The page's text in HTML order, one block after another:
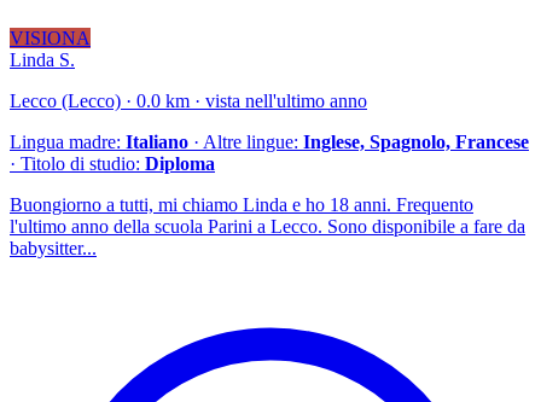
VISIONA
Linda S.
Lecco (Lecco) · 0.0 km · vista nell'ultimo anno
Lingua madre: Italiano · Altre lingue: Inglese, Spagnolo, Francese
· Titolo di studio: Diploma
Buongiorno a tutti, mi chiamo Linda e ho 18 anni. Frequento
l'ultimo anno della scuola Parini a Lecco. Sono disponibile a fare da
babysitter...